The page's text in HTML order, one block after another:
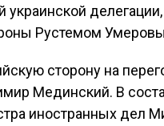
украинской
Рустемом
сторону на
Мединский. В
иностранных дел